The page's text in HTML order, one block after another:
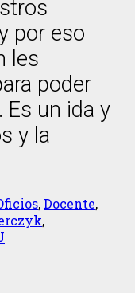
por eso
les
poder
un ida y
y la
,Docente,
,